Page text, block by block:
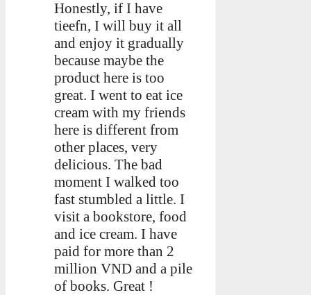
Honestly, if I have
tieefn, I will buy it all
and enjoy it gradually
because maybe the
product here is too
great. I went to eat ice
cream with my friends
here is different from
other places, very
delicious. The bad
moment I walked too
fast stumbled a little. I
visit a bookstore, food
and ice cream. I have
paid for more than 2
million VND and a pile
of books. Great !